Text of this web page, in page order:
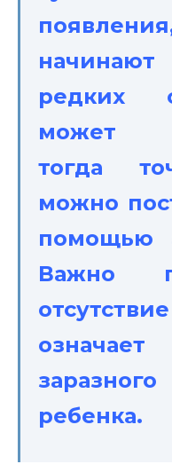
редких
может
тогда
можно
помощью
Важно
ребенка.